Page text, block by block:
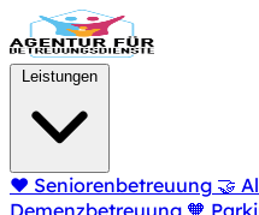
Zum Hauptinhalt springen
❤️ Seniorenbetreuung 🤝
Demenzbetreuung 🧡